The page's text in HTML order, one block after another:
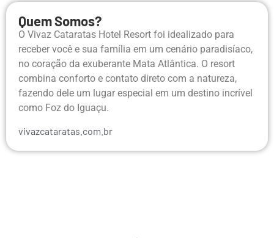
Quem Somos?
O Vivaz Cataratas Hotel Resort foi idealizado para
receber você e sua família em um cenário paradisíaco,
no coração da exuberante Mata Atlântica. O resort
combina conforto e contato direto com a natureza,
fazendo dele um lugar especial em um destino incrível
como Foz do Iguaçu.
vivazcataratas.com.br